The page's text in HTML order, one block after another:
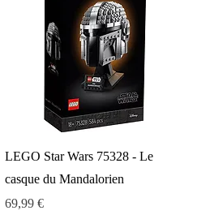
Aperçu rapide
LEGO Star Wars 75328 - Le
casque du Mandalorien
Prix
69,99 €